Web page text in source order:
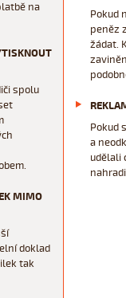
na
spolu
MIMO
doklad
tak
Pokud
peněz
žádat.
Pokud
a
udělali